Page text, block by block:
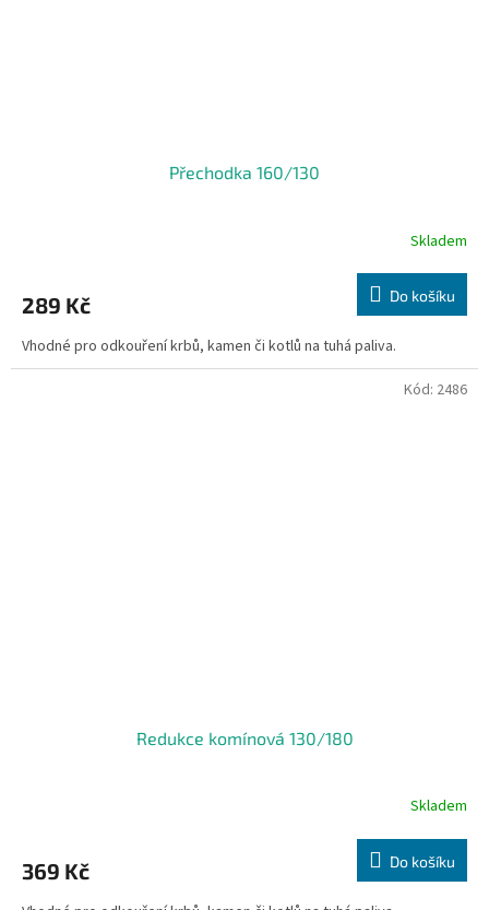
Přechodka 160/130
Skladem
289 Kč Do košíku
Vhodné pro odkouření krbů, kamen či kotlů na tuhá paliva.
Redukce komínová 130/180
Skladem
369 Kč Do košíku
Kód: 2486